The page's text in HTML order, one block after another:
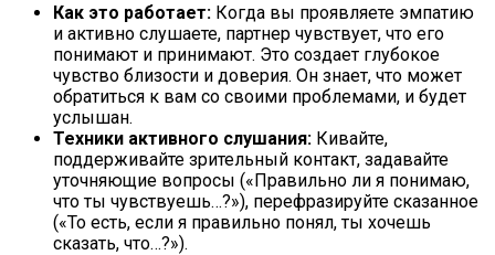
Как это работает: Когда вы проявляете эмпатию
и активно слушаете, партнер чувствует, что его
понимают и принимают. Это создает глубокое
чувство близости и доверия. Он знает, что может
обратиться к вам со своими проблемами, и будет
услышан.
Техники активного слушания: Кивайте,
поддерживайте зрительный контакт, задавайте
уточняющие вопросы («Правильно ли я понимаю,
что ты чувствуешь…?»), перефразируйте сказанное
(«То есть, если я правильно понял, ты хочешь
сказать, что…?»).